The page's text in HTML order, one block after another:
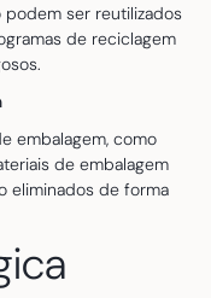
ser reutilizados
de reciclagem
embalagem, como
de embalagem
eliminados de forma